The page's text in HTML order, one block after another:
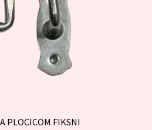
PLOCICOM FIKSNI